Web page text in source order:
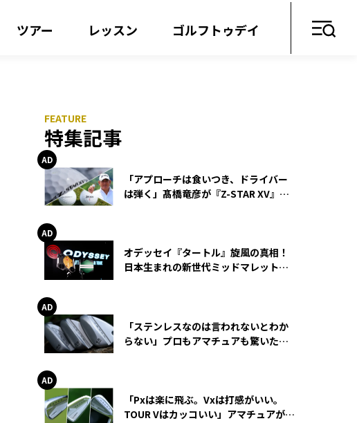
ツアー レッスン ゴルフトゥデイ
特集記事
「アプローチは食いつき、ドライバー
は弾く」髙橋竜彦が『Z-STAR XV』を
オデッセイ『タートル』旋風の真相！
日本生まれの新世代ミッドマレットが
「ステンレスなのは言われないとわか
らない」プロもアマチュアも驚いた
「Pxは楽に飛ぶ。Vxは打感がいい。
TOUR Vはカッコいい」アマチュアが選